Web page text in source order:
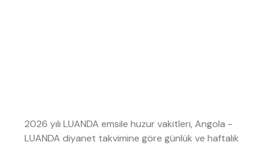
2026 yılı LUANDA emsile huzur vakitleri, Angola -
LUANDA diyanet takvimine göre günlük ve haftalık